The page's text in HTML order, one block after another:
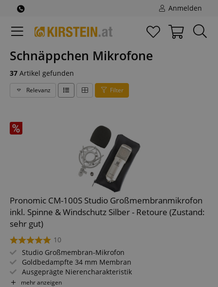
Anmelden
Schnäppchen Mikrofone
37 Artikel gefunden
Relevanz Filter
Pronomic CM-100S Studio Großmembranmikrofon
inkl. Spinne & Windschutz Silber - Retoure (Zustand:
sehr gut)
10
Studio Großmembran-Mikrofon
Goldbedampfte 34 mm Membran
Ausgeprägte Nierencharakteristik
Robustes Metallgehäuse mit kratzfester Oberfläche
mehr anzeigen